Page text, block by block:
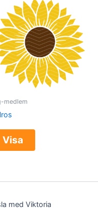
medlem
Visa
med Viktoria